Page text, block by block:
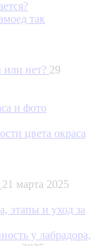
так
нет? 29
цвета окраса
21 марта 2025
у лабрадора,